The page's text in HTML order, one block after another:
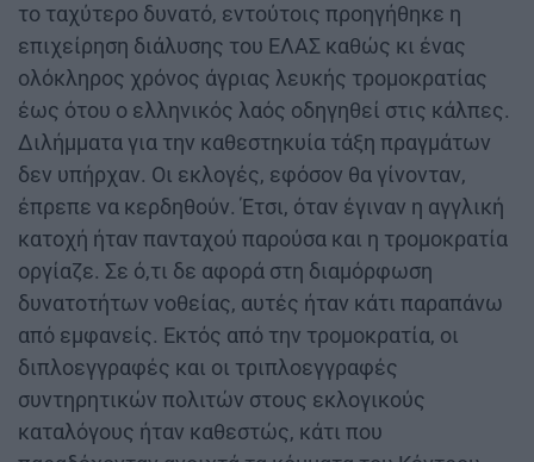
το ταχύτερο δυνατό, εντούτοις προηγήθηκε η
επιχείρηση διάλυσης του ΕΛΑΣ καθώς κι ένας
ολόκληρος χρόνος άγριας λευκής τρομοκρατίας
έως ότου ο ελληνικός λαός οδηγηθεί στις κάλπες.
Διλήμματα για την καθεστηκυία τάξη πραγμάτων
δεν υπήρχαν. Οι εκλογές, εφόσον θα γίνονταν,
έπρεπε να κερδηθούν. Έτσι, όταν έγιναν η αγγλική
κατοχή ήταν πανταχού παρούσα και η τρομοκρατία
οργίαζε. Σε ό,τι δε αφορά στη διαμόρφωση
δυνατοτήτων νοθείας, αυτές ήταν κάτι παραπάνω
από εμφανείς. Εκτός από την τρομοκρατία, οι
διπλοεγγραφές και οι τριπλοεγγραφές
συντηρητικών πολιτών στους εκλογικούς
καταλόγους ήταν καθεστώς, κάτι που